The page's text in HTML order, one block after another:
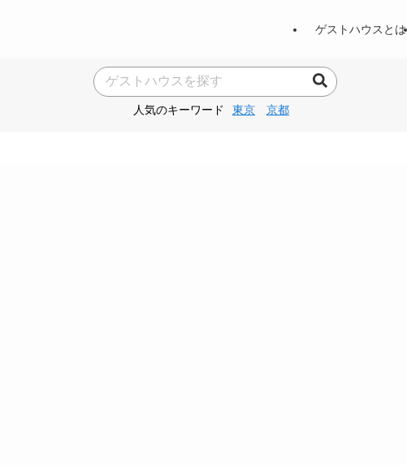
ゲストハウスとは
人気のキーワード 東京 京都